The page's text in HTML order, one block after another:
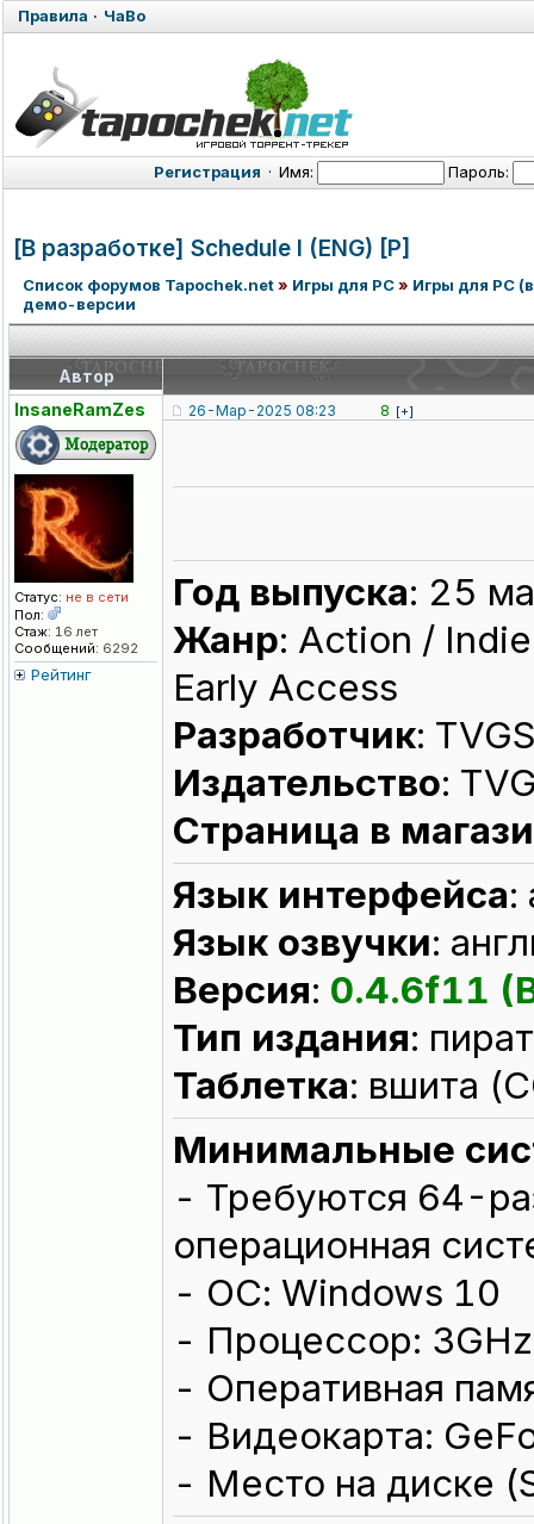
Правила · ЧаВо
Регистрация · Имя: Пароль:
[В разработке] Schedule I (ENG) [P]
Список форумов Tapochek.net» Игры для PC» Игры для PC
демо-версии
Автор
InsaneRamZes
Статус: не в сети
Пол:
Стаж: 16 лет
Сообщений: 6292
Рейтинг
26-Мар-2025 08:23 8 [+]
Год выпуска: 25
Жанр: Action /
Early Access
Разработчик:
Издательство:
Страница в
Язык интерфейса:
Язык озвучки:
Версия: 0.4.6f11
Тип издания:
Таблeтка: вшита
Минимальные
- Требуются 64-
операционная
- ОС: Windows 10
- Процессор:
- Оперативная
- Видеокарта:
- Место на диске